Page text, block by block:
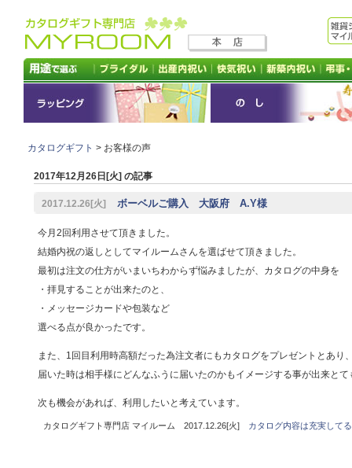
カタログギフト > お客様の声
2017年12月26日[火] の記事
2017.12.26[火] ボーベルご購入 大阪府 A.Y様
今月2回利用させて頂きました。
結婚内祝の返しとしてマイルームさんを選ばせて頂きました。
最初は注文の仕方がいまいちわからず悩みましたが、カタログの中身を
・拝見することが出来たのと、
・メッセージカードや包装など
選べる点が良かったです。
また、1回目利用時高額だった為注文者にもカタログをプレゼントとあり
届いた時は相手様にどんなふうに届いたのかもイメージする事が出来とて
次も機会があれば、利用したいと考えています。
カタログギフト専門店 マイルーム 2017.12.26[火] カタログ内容は充実して